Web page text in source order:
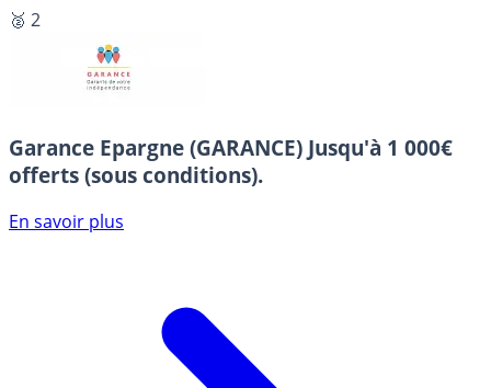
🥈 2
Garance Epargne (GARANCE) Jusqu'à 1 000€
offerts (sous conditions).
En savoir plus